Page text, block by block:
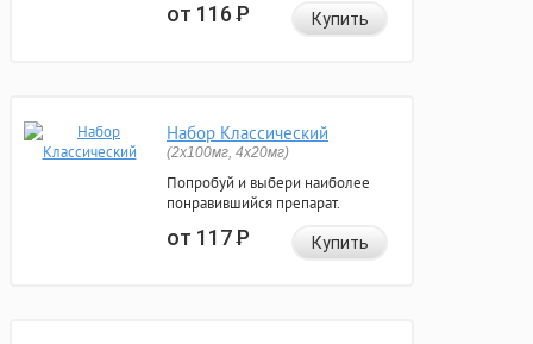
от 116Р Купить
Набор Классический
(2x100мг, 4x20мг)
Попробуй и выбери наиболее
понравившийся препарат.
от 117Р Купить